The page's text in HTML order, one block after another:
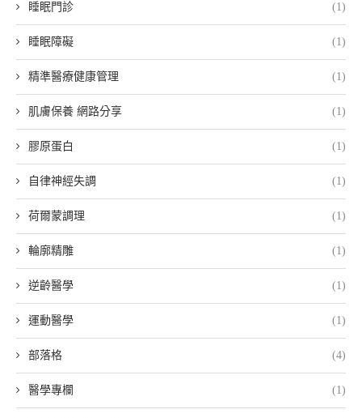
睡眠門診 (1)
睡眠障礙 (1)
精準醫療健康管理 (1)
肌膚保養 網路分享 (1)
膠原蛋白 (1)
自律神經失調 (1)
荷爾蒙調理 (1)
輪廓精雕 (1)
逆齡醫學 (1)
運動醫學 (1)
部落格 (4)
醫學專欄 (1)